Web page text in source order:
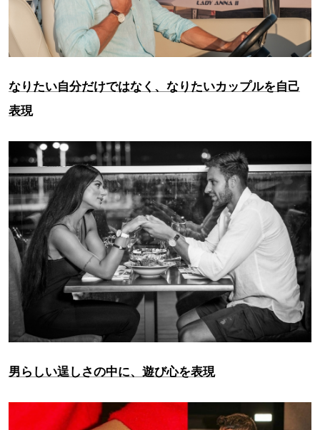
なりたい自分だけではなく、なりたいカップルを自己
表現
男らしい逞しさの中に、遊び心を表現